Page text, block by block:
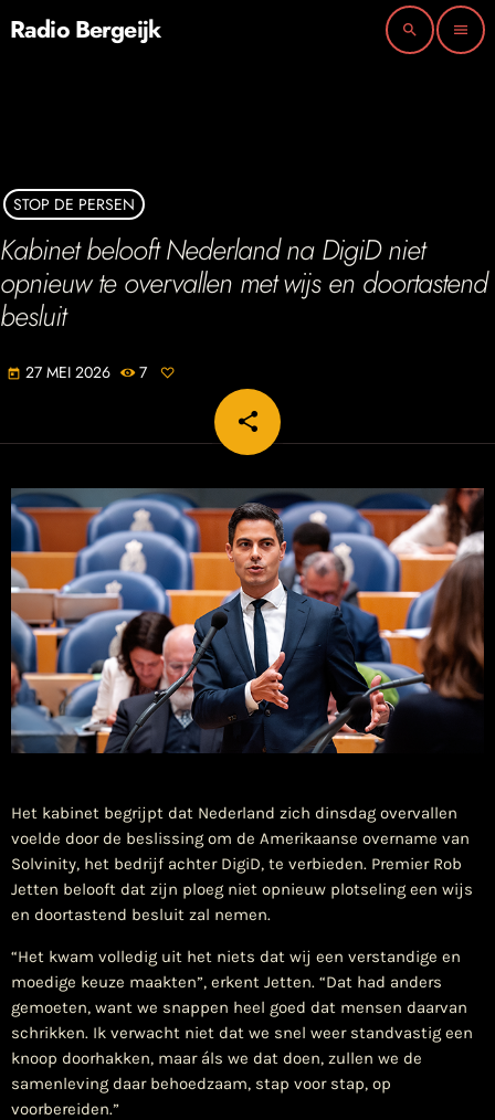
Radio Bergeijk search menu
STOP DE PERSEN
Kabinet belooft Nederland na DigiD niet
opnieuw te overvallen met wijs en doortastend
besluit
today 27 MEI 2026 7
share
email
​Het kabinet begrijpt dat Nederland zich dinsdag overvallen
voelde door de beslissing om de Amerikaanse overname van
Solvinity, het bedrijf achter DigiD, te verbieden. Premier Rob
Jetten belooft dat zijn ploeg niet opnieuw plotseling een wijs
en doortastend besluit zal nemen.
“Het kwam volledig uit het niets dat wij een verstandige en
moedige keuze maakten”, erkent Jetten. “Dat had anders
gemoeten, want we snappen heel goed dat mensen daarvan
schrikken. Ik verwacht niet dat we snel weer standvastig een
knoop doorhakken, maar áls we dat doen, zullen we de
samenleving daar behoedzaam, stap voor stap, op
voorbereiden.”